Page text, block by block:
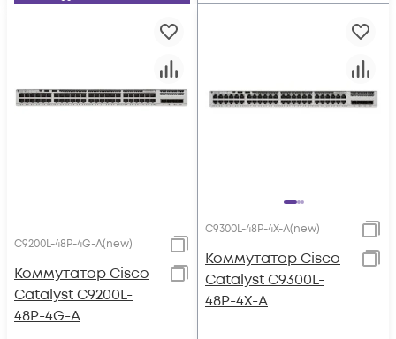
C9200L-48P-4G-A(new)
Коммутатор Cisco
Catalyst C9200L-
48P-4G-A
C9300L-48P-4X-A(new)
Коммутатор Cisco
Catalyst C9300L-
48P-4X-A